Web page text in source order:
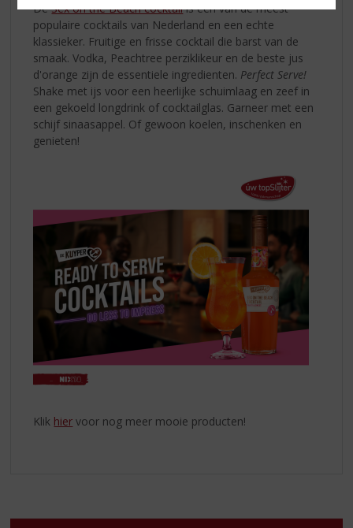
DeSex on the Beach cocktailis één van de meest
populaire cocktails van Nederland en een echte
klassieker. Fruitige en frisse cocktail die barst van de
smaak. Vodka, Peachtree perziklikeur en de beste jus
d'orange zijn de essentiele ingredienten. Perfect Serve!
Shake met ijs voor een heerlijke schuimlaag en zeef in
een gekoeld longdrink of cocktailglas. Garneer met een
schijf sinaasappel. Of gewoon koelen, inschenken en
genieten!
Klik hier voor nog meer mooie producten!